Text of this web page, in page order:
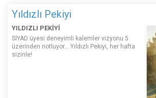
Yıldızlı Pekiyi
YILDIZLI PEKİYİ
SİYAD üyesi deneyimli kalemler vizyonu 5
üzerinden notluyor... Yıldızlı Pekiyi, her hafta
sizinle!